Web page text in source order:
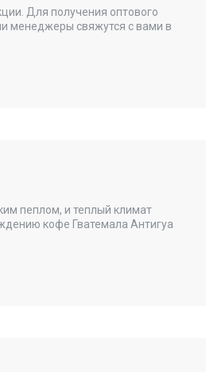
Для получения оптового
менеджеры свяжутся с вами в
пеплом, и теплый климат
кофе Гватемала Антигуа